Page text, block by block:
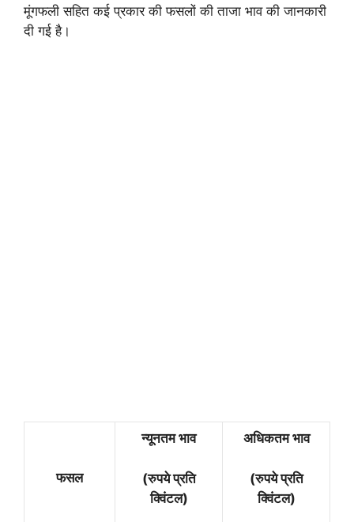
मूंगफली सहित कई प्रकार की फसलों की ताजा भाव की जानकारी
दी गई है।
फसल
न्यूनतम भाव
(रुपये प्रति
क्विंटल)
अधिकतम भाव
(रुपये प्रति
क्विंटल)